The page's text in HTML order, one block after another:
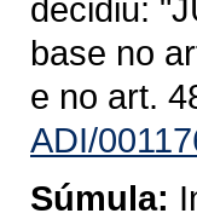
decidiu:
base no
e no art.
ADI/
Súmula: